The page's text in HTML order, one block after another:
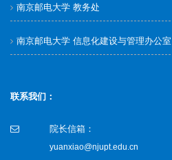
南京邮电大学 教务处
南京邮电大学 信息化建设与管理办公室
联系我们：
院长信箱：
yuanxiao@njupt.edu.cn